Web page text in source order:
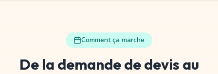
Comment ça marche
De la demande de devis au